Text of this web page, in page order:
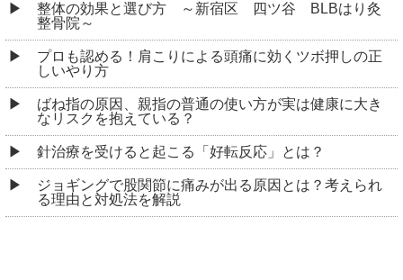
整体の効果と選び方 ～新宿区 四ツ谷 BLBはり灸
整骨院～
プロも認める！肩こりによる頭痛に効くツボ押しの正
しいやり方
ばね指の原因、親指の普通の使い方が実は健康に大き
なリスクを抱えている？
針治療を受けると起こる「好転反応」とは？
ジョギングで股関節に痛みが出る原因とは？考えられ
る理由と対処法を解説